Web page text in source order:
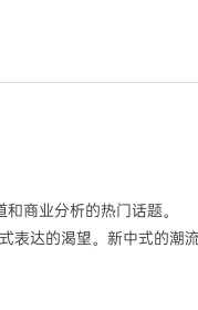
商业分析的热门话题。
达的渴望。新中式的潮